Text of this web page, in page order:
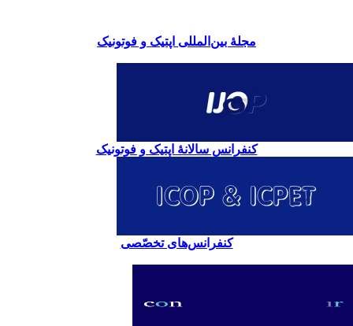
مجلۀ بین‌المللی اپتیک و فوتونیک
کنفرانس سالانۀ اپتیک و فوتونیک
کنفرانس‌های تخصّصی